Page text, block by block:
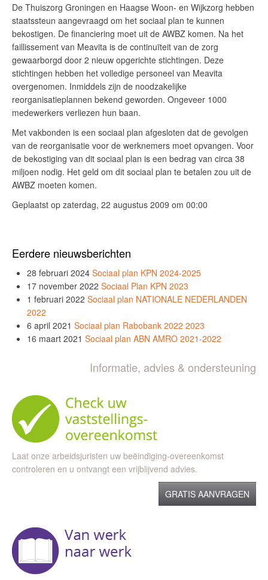
De Thuiszorg Groningen en Haagse Woon- en Wijkzorg hebben
staatssteun aangevraagd om het sociaal plan te kunnen
bekostigen. De financiering moet uit de AWBZ komen. Na het
faillissement van Meavita is de continuïteit van de zorg
gewaarborgd door 2 nieuw opgerichte stichtingen. Deze
stichtingen hebben het volledige personeel van Meavita
overgenomen. Inmiddels zijn de noodzakelijke
reorganisatieplannen bekend geworden. Ongeveer 1000
medewerkers verliezen hun baan.
Met vakbonden is een sociaal plan afgesloten dat de gevolgen
van de reorganisatie voor de werknemers moet opvangen. Voor
de bekostiging van dit sociaal plan is een bedrag van circa 38
miljoen nodig. Het geld om dit sociaal plan te betalen zou uit de
AWBZ moeten komen.
Geplaatst op zaterdag, 22 augustus 2009 om 00:00
Eerdere nieuwsberichten
28 februari 2024 Sociaal plan KPN 2024-2025
17 november 2022 Sociaal Plan KPN 2023
1 februari 2022 Sociaal plan NATIONALE NEDERLANDEN
2022
6 april 2021 Sociaal plan Rabobank 2022 2023
16 maart 2021 Sociaal plan ABN AMRO 2021-2022
Informatie, advies & ondersteuning
Laat onze arbeidsjuristen uw beëindiging-overeenkomst
controleren en u ontvangt een vrijblijvend advies.
GRATIS AANVRAGEN